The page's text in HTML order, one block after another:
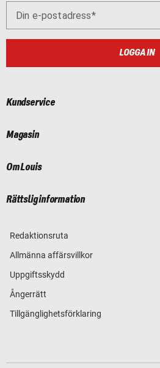
Din e-postadress
LOGGA IN
Kundservice
Magasin
Om Louis
Rättslig information
Redaktionsruta
Allmänna affärsvillkor
Uppgiftsskydd
Ångerrätt
Tillgänglighetsförklaring